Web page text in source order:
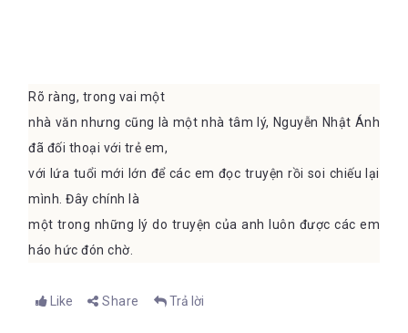
Rõ ràng, trong vai một
nhà văn nhưng cũng là một nhà tâm lý, Nguyễn Nhật Ánh
đã đối thoại với trẻ em,
với lứa tuổi mới lớn để các em đọc truyện rồi soi chiếu lại
mình. Đây chính là
một trong những lý do truyện của anh luôn được các em
háo hức đón chờ.
Like Share Trả lời